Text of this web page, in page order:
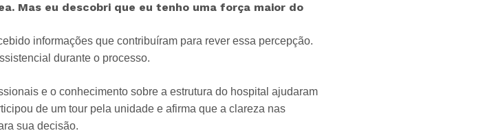
Mas eu descobri que eu tenho uma força maior do
informações que contribuíram para rever essa percepção.
durante o processo.
e o conhecimento sobre a estrutura do hospital ajudaram
de um tour pela unidade e afirma que a clareza nas
sua decisão.